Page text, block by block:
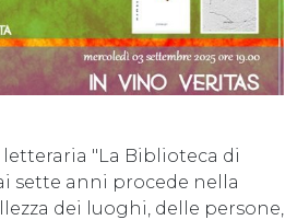
"La Biblioteca di
sette anni procede nella
dei luoghi, delle persone,